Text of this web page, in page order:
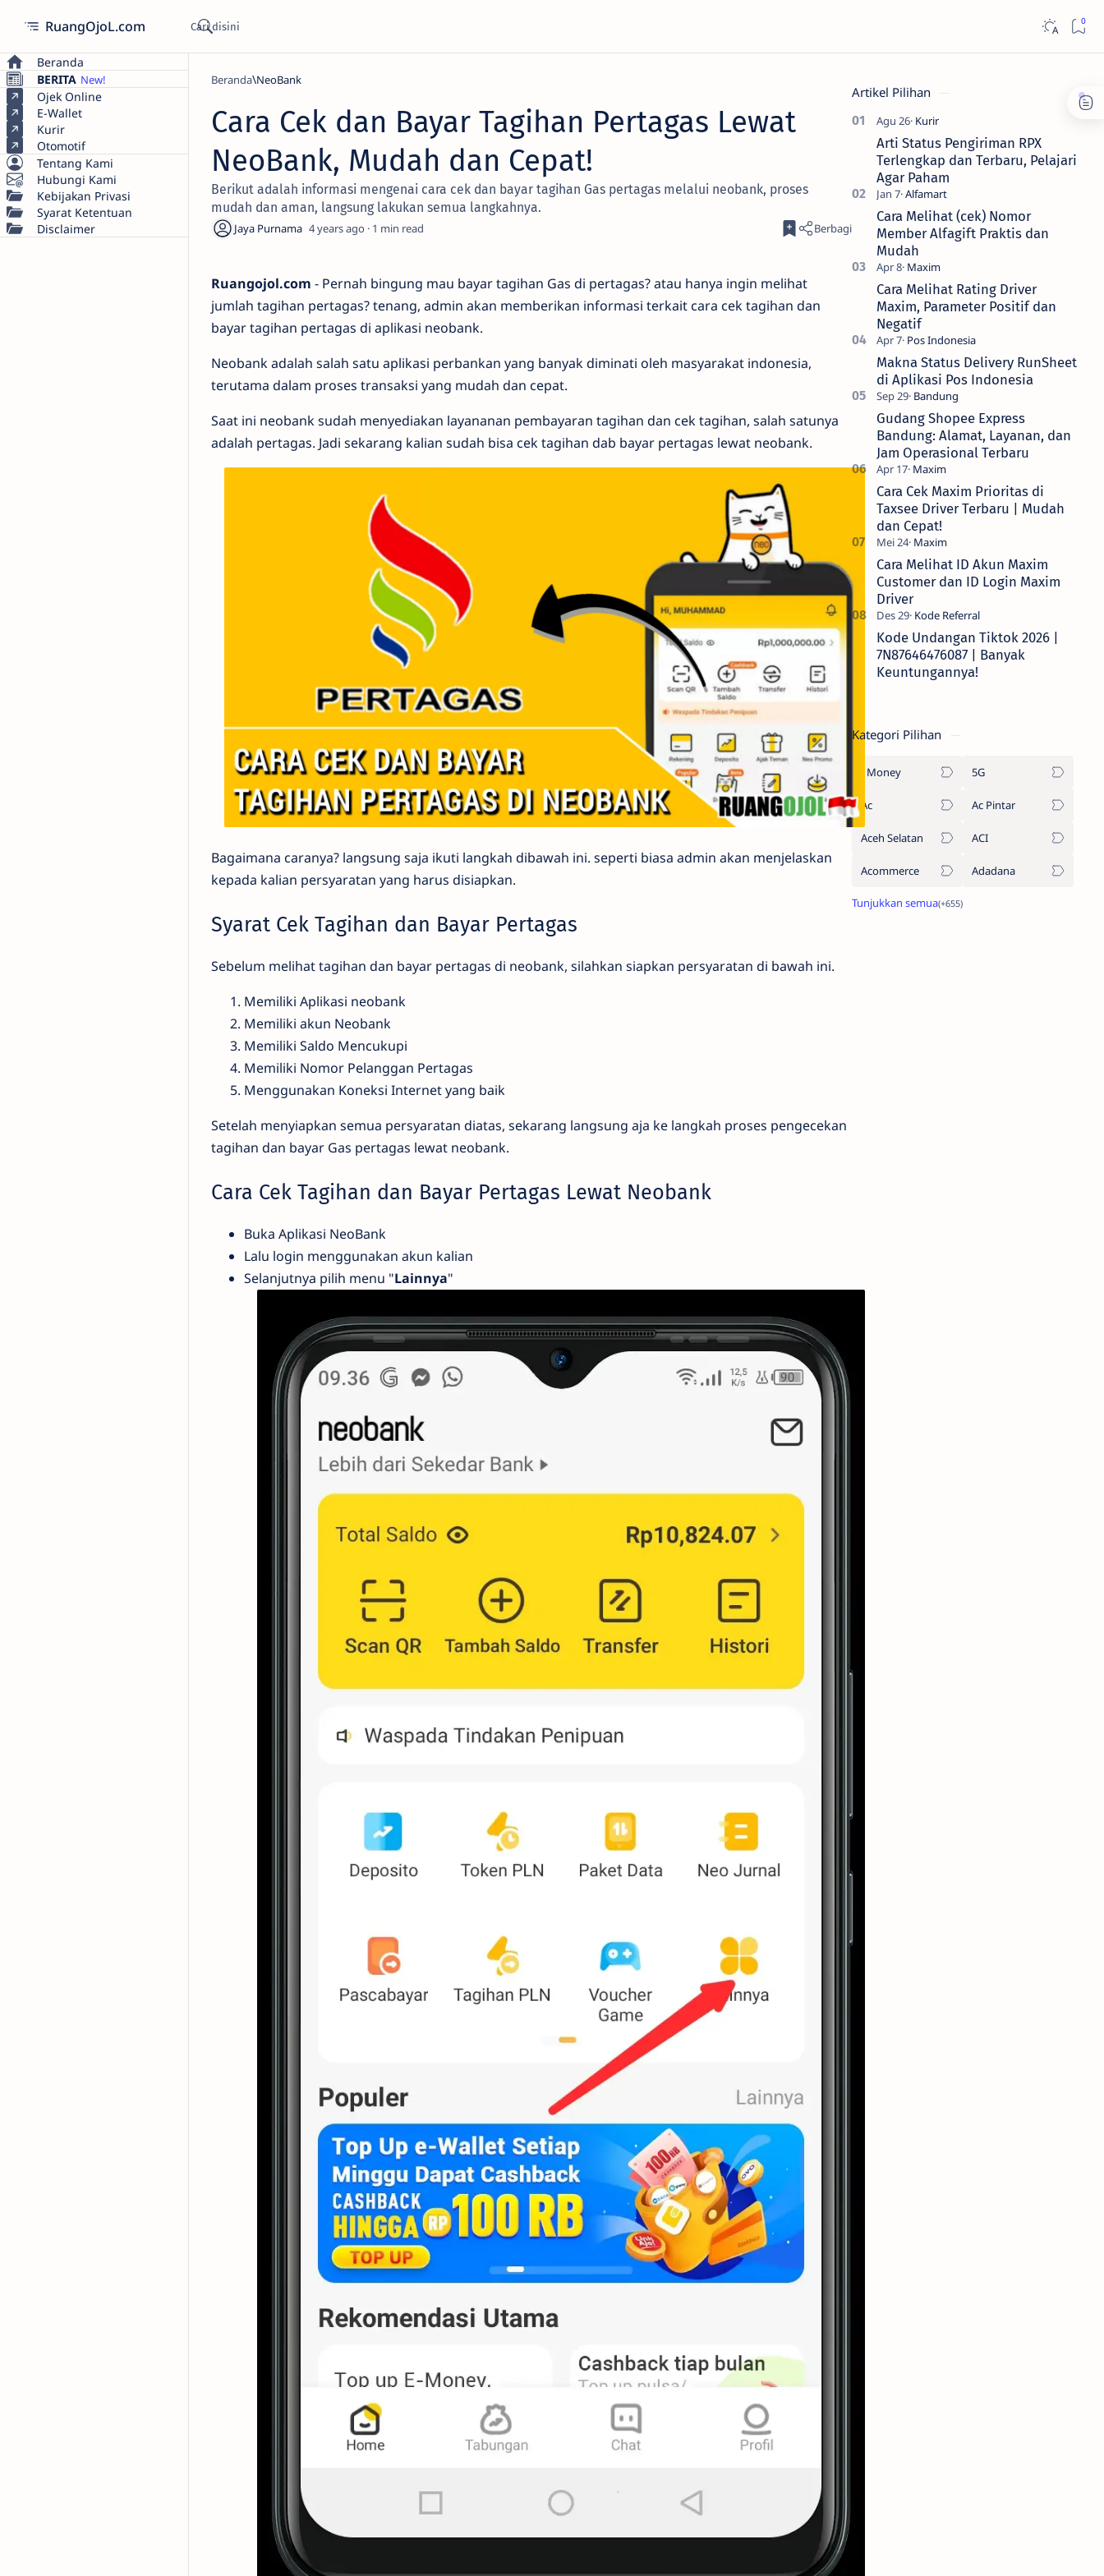
RuangOjoL.com
Beranda
BERITA
Ojek Online
E-Wallet
Kurir
Otomotif
Tentang Kami
Hubungi Kami
Kebijakan Privasi
Syarat Ketentuan
Disclaimer
Beranda NeoBank
Cara Cek dan Bayar Tagihan Pertagas Lewat
NeoBank, Mudah dan Cepat!
Berikut adalah informasi mengenai cara cek dan bayar tagihan Gas pertagas melalui neobank, proses
mudah dan aman, langsung lakukan semua langkahnya.
4 years ago 1
Ruangojol.com - Pernah bingung mau bayar tagihan Gas di pertagas? atau hanya ingin melihat
jumlah tagihan pertagas? tenang, admin akan memberikan informasi terkait cara cek tagihan dan
bayar tagihan pertagas di aplikasi neobank.
Neobank adalah salah satu aplikasi perbankan yang banyak diminati oleh masyarakat indonesia,
terutama dalam proses transaksi yang mudah dan cepat.
Saat ini neobank sudah menyediakan layananan pembayaran tagihan dan cek tagihan, salah satunya
adalah pertagas. Jadi sekarang kalian sudah bisa cek tagihan dab bayar pertagas lewat neobank.
Bagaimana caranya? langsung saja ikuti langkah dibawah ini. seperti biasa admin akan menjelaskan
kepada kalian persyaratan yang harus disiapkan.
Syarat Cek Tagihan dan Bayar Pertagas
Sebelum melihat tagihan dan bayar pertagas di neobank, silahkan siapkan persyaratan di bawah ini.
Memiliki Aplikasi neobank
Memiliki akun Neobank
Memiliki Saldo Mencukupi
Memiliki Nomor Pelanggan Pertagas
Menggunakan Koneksi Internet yang baik
Setelah menyiapkan semua persyaratan diatas, sekarang langsung aja ke langkah proses pengecekan
tagihan dan bayar Gas pertagas lewat neobank.
Cara Cek Tagihan dan Bayar Pertagas Lewat Neobank
Buka Aplikasi NeoBank
Lalu login menggunakan akun kalian
Selanjutnya pilih menu "Lainnya"
Artikel Pilihan
Arti Status Pengiriman RPX
Terlengkap dan Terbaru, Pelajari
Agar Paham
Cara Melihat (cek) Nomor
Member Alfagift Praktis dan
Mudah
Cara Melihat Rating Driver
Maxim, Parameter Positif dan
Negatif
Makna Status Delivery RunSheet
di Aplikasi Pos Indonesia
Gudang Shopee Express
Bandung: Alamat, Layanan, dan
Jam Operasional Terbaru
Cara Cek Maxim Prioritas di
Taxsee Driver Terbaru | Mudah
dan Cepat!
Cara Melihat ID Akun Maxim
Customer dan ID Login Maxim
Driver
Kode Undangan Tiktok 2026 |
7N87646476087 | Banyak
Keuntungannya!
Kategori Pilihan
1Money 5G
Ac Ac Pintar
Aceh Selatan ACI
Acommerce Adadana